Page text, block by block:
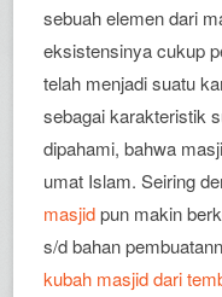
sebuah elemen dari
eksistensinya cukup
telah menjadi suatu
sebagai karakteristik
dipahami, bahwa
umat Islam. Seiring
masjidpun makin
s/d bahan
kubah masjid dari